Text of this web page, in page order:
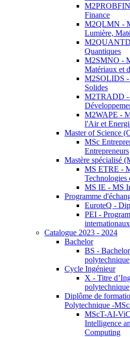
Finance
M2QLMN -
Lumière,
Quantiques
M2SMNO -
Matériaux et
M2SOLIDS -
Solides
M2TRADD -
M2WAPE -
l'Air et
Master of Science
MSc
Entrepreneurs
Mastère spécialisé
MS ETRE -
Technologies
MS IE - MS
Programme
EuroteQ -
PEI -
internationaux
Catalogue 2023 - 2024
Bachelor
BS -
polytechnique
Cycle Ingénieur
X - Titre
polytechnique
Diplôme de
Polytechnique -
MScT-AI-
Intelligence
Computing